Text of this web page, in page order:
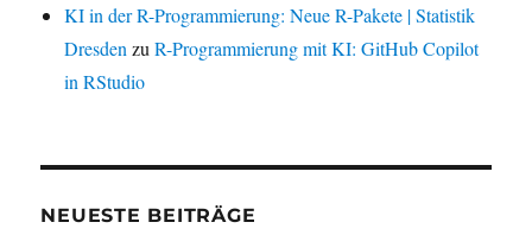
KI in der R-Programmierung: Neue R-Pakete | Statistik
Dresden zuR-Programmierung mit KI: GitHub Copilot
in RStudio
NEUESTE BEITRÄGE